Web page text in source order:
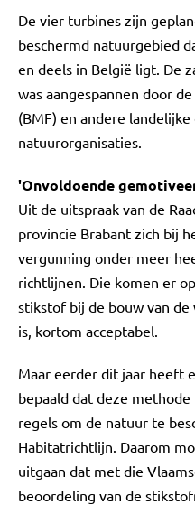
De vier turbines zijn
beschermd natuurgebied
en deels in België ligt. De
was aangespannen door
(BMF) en andere
natuurorganisaties.
'Onvoldoende
Uit de uitspraak van de
provincie Brabant zich bij
vergunning onder meer
richtlijnen. Die komen er
stikstof bij de bouw van de
is, kortom acceptabel.
Maar eerder dit jaar heeft
bepaald dat deze
regels om de natuur te
Habitatrichtlijn. Daarom
uitgaan dat met die
beoordeling van de